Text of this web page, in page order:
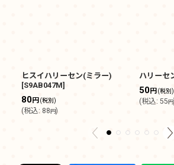
ヒスイハリーセン(ミラー)
[S9AB047M]
80円(税別)
(税込: 88円)
ハリーセ
50円(税別)
(税込: 55円